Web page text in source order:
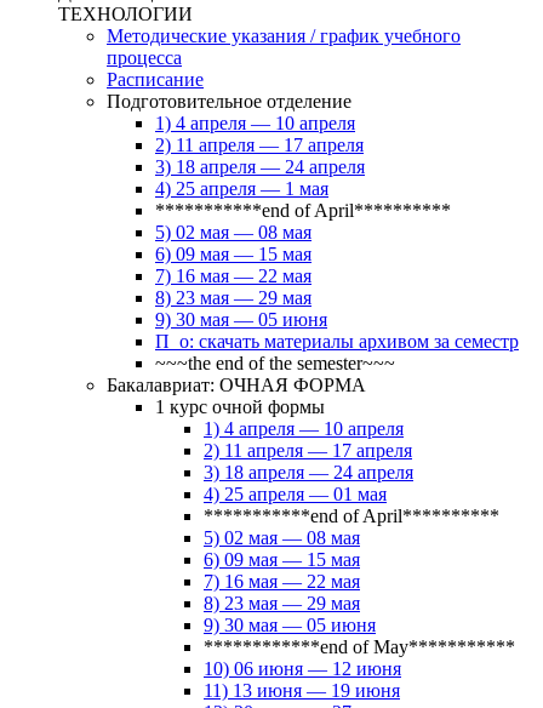
ТЕХНОЛОГИИ
Методические указания / график учебного
процесса
Расписание
Подготовительное отделение
1) 4 апреля — 10 апреля
2) 11 апреля — 17 апреля
3) 18 апреля — 24 апреля
4) 25 апреля — 1 мая
***********end of April**********
5) 02 мая — 08 мая
6) 09 мая — 15 мая
7) 16 мая — 22 мая
8) 23 мая — 29 мая
9) 30 мая — 05 июня
П_о: скачать материалы архивом за семестр
~~~the end of the semester~~~
Бакалавриат: ОЧНАЯ ФОРМА
1 курс очной формы
1) 4 апреля — 10 апреля
2) 11 апреля — 17 апреля
3) 18 апреля — 24 апреля
4) 25 апреля — 01 мая
***********end of April**********
5) 02 мая — 08 мая
6) 09 мая — 15 мая
7) 16 мая — 22 мая
8) 23 мая — 29 мая
9) 30 мая — 05 июня
************end of May***********
10) 06 июня — 12 июня
11) 13 июня — 19 июня